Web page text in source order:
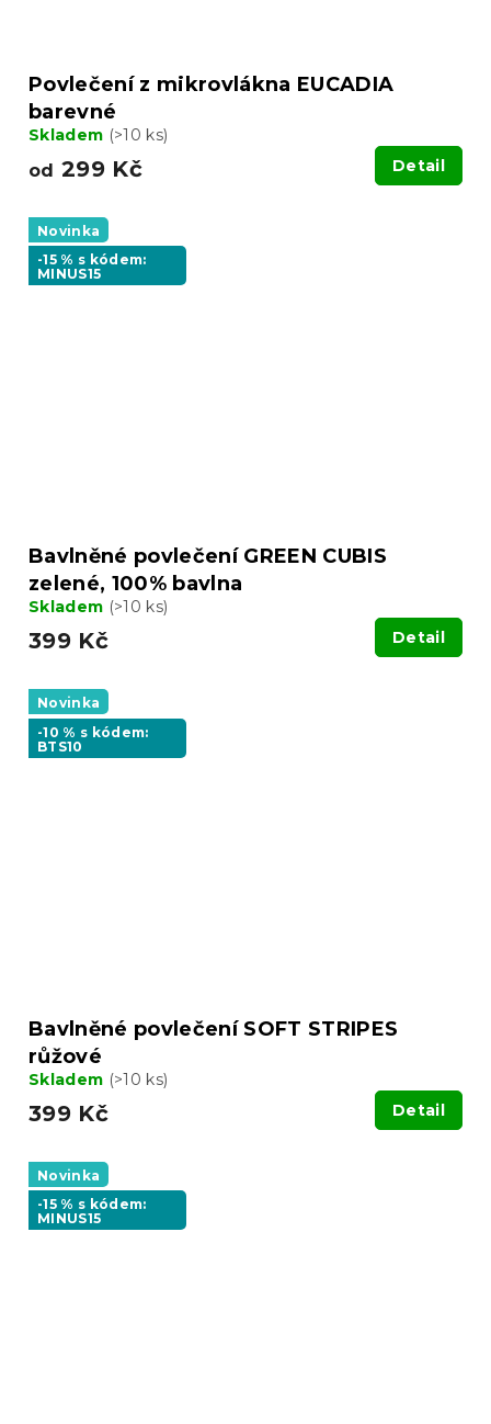
Povlečení z mikrovlákna EUCADIA
barevné
Skladem (>10 ks)
od 299 Kč Detail
Novinka
-15 % s kódem:
MINUS15
Bavlněné povlečení GREEN CUBIS
zelené, 100% bavlna
Skladem (>10 ks)
399 Kč Detail
Novinka
-10 % s kódem:
BTS10
Bavlněné povlečení SOFT STRIPES
růžové
Skladem (>10 ks)
399 Kč Detail
Novinka
-15 % s kódem:
MINUS15